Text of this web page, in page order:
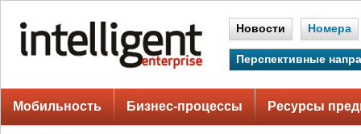
Новости Номера
Перспективные
Мобильность Бизнес-процессы Ресурсы